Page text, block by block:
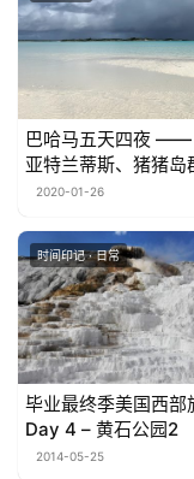
巴哈马五天四夜 ——
亚特兰蒂斯、猪猪岛
游总结
2020-01-26
时间印记 · 日常
毕业最终季美国西部
Day 4 – 黄石公园2
2014-05-25